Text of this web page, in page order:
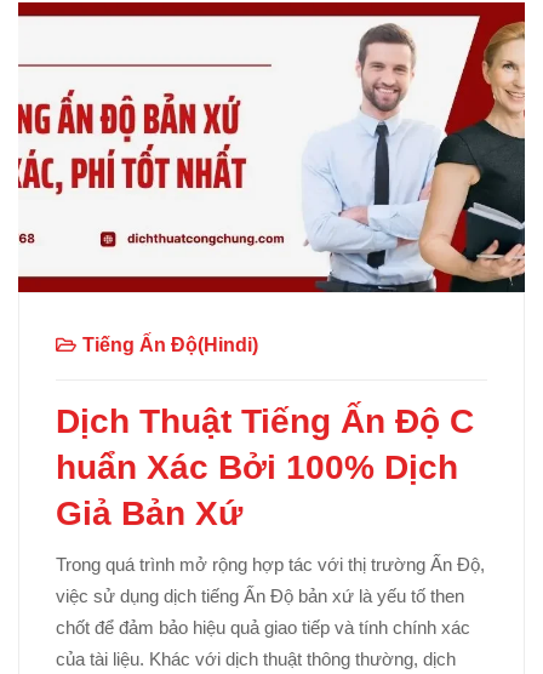
Tiếng Ấn Độ(Hindi)
Dịch Thuật Tiếng Ấn Độ C
huẩn Xác Bởi 100% Dịch
Giả Bản Xứ
Trong quá trình mở rộng hợp tác với thị trường Ấn Độ,
việc sử dụng dịch tiếng Ấn Độ bản xứ là yếu tố then
chốt để đảm bảo hiệu quả giao tiếp và tính chính xác
của tài liệu. Khác với dịch thuật thông thường, dịch